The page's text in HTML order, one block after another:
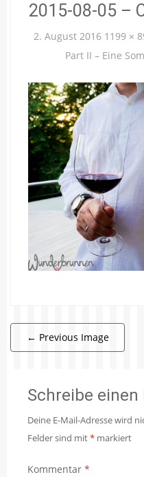
2015-08-05 –
2. August 2016 1199 ×
Part II – Eine
← Previous Image
Schreibe
Deine E-Mail-Adresse wird
Felder sind mit* markiert
Kommentar *